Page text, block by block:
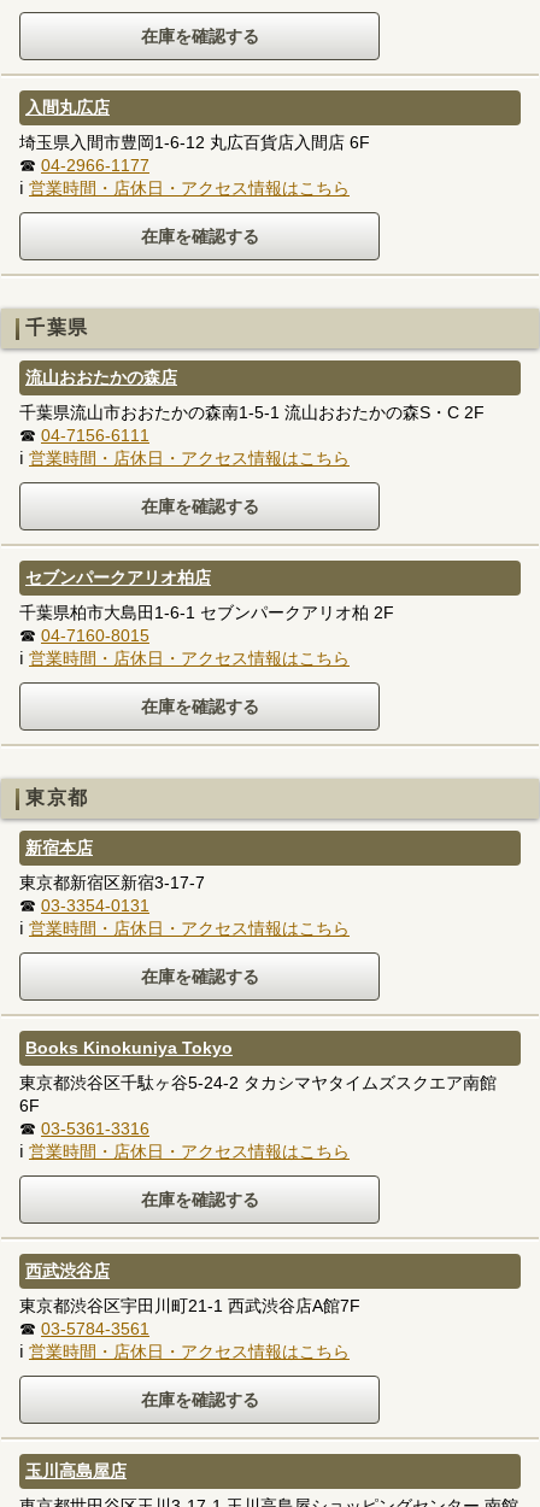
入間丸広店
埼玉県入間市豊岡1-6-12 丸広百貨店入間店 6F
☎ 04-2966-1177
ℹ 営業時間・店休日・アクセス情報はこちら
千葉県
流山おおたかの森店
千葉県流山市おおたかの森南1-5-1 流山おおたかの森S・C 2F
☎ 04-7156-6111
ℹ 営業時間・店休日・アクセス情報はこちら
セブンパークアリオ柏店
千葉県柏市大島田1-6-1 セブンパークアリオ柏 2F
☎ 04-7160-8015
ℹ 営業時間・店休日・アクセス情報はこちら
東京都
新宿本店
東京都新宿区新宿3-17-7
☎ 03-3354-0131
ℹ 営業時間・店休日・アクセス情報はこちら
Books Kinokuniya Tokyo
東京都渋谷区千駄ヶ谷5-24-2 タカシマヤタイムズスクエア南館
6F
☎ 03-5361-3316
ℹ 営業時間・店休日・アクセス情報はこちら
西武渋谷店
東京都渋谷区宇田川町21-1 西武渋谷店A館7F
☎ 03-5784-3561
ℹ 営業時間・店休日・アクセス情報はこちら
玉川高島屋店